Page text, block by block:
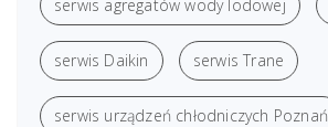
serwis agregatów wody lodowej
serwis Daikin serwis Trane
serwis urządzeń chłodniczych Poznań